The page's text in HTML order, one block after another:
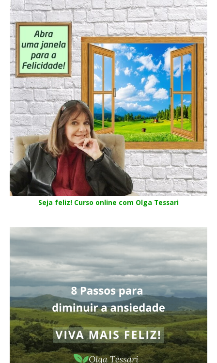
Seja feliz! Curso online com Olga Tessari